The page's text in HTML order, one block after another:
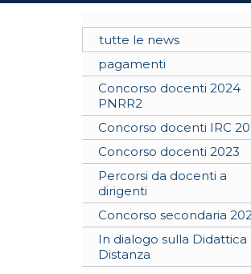
tutte le news
pagamenti
Concorso docenti 2024
PNRR2
Concorso docenti IRC
Concorso docenti 2023
Percorsi da docenti a
dirigenti
Concorso secondaria
In dialogo sulla Didattica
Distanza